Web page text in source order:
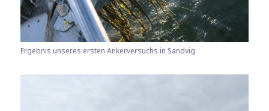
Ergebnis unseres ersten Ankerversuchs in Sandvig